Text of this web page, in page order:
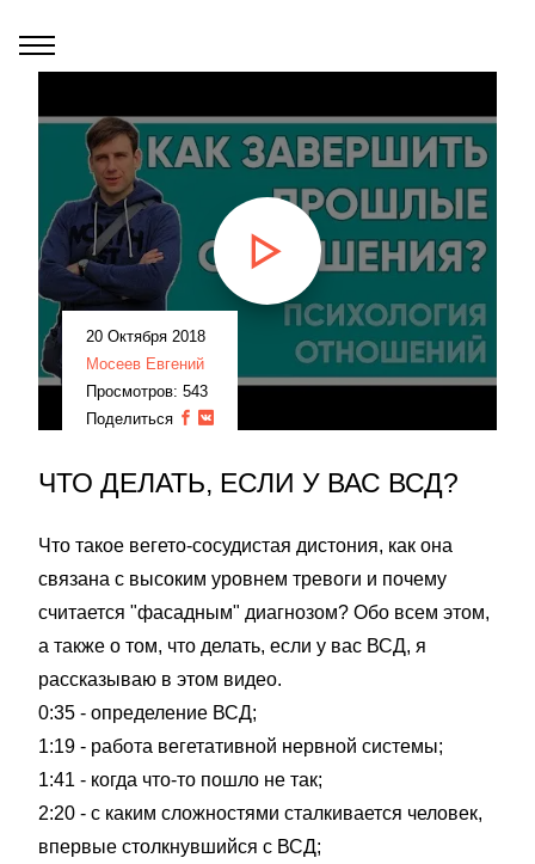
ЧТО ДЕЛАТЬ, ЕСЛИ У ВАС ВСД?
20 Октября 2018
Мосеев Евгений
Просмотров: 543
Поделиться
Что такое вегето-сосудистая дистония, как она
связана с высоким уровнем тревоги и почему
считается "фасадным" диагнозом? Обо всем этом,
а также о том, что делать, если у вас ВСД, я
рассказываю в этом видео.
0:35 - определение ВСД;
1:19 - работа вегетативной нервной системы;
1:41 - когда что-то пошло не так;
2:20 - с каким сложностями сталкивается человек,
впервые столкнувшийся с ВСД;